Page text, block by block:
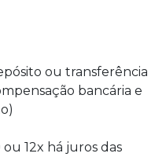
ou transferência
bancária e
12x há juros das